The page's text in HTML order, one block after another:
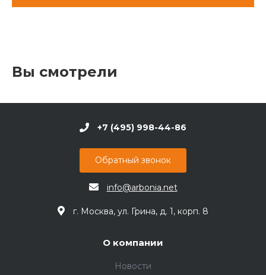
Вы смотрели
+7 (495) 998-44-86
Обратный звонок
info@arbonia.net
г. Москва, ул. Грина, д. 1, корп. 8
О компании
Новости